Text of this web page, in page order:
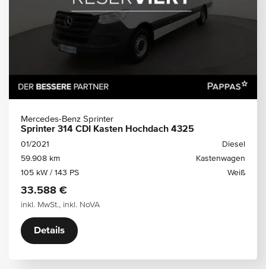
Mercedes-Benz Sprinter
Sprinter 314 CDI Kasten Hochdach 4325
01/2021
Diesel
59.908 km
Kastenwagen
105 kW / 143 PS
Weiß
33.588 €
inkl. MwSt., inkl. NoVA
Details